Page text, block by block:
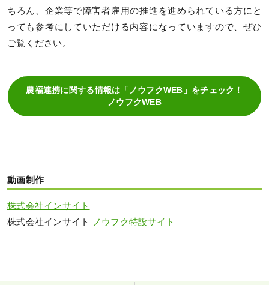
ちろん、企業等で障害者雇用の推進を進められている方にと
っても参考にしていただける内容になっていますので、ぜひ
ご覧ください。
農福連携に関する情報は「ノウフクWEB」をチェック！
ノウフクWEB
動画制作
株式会社インサイト
株式会社インサイト
ノウフク特設サイト